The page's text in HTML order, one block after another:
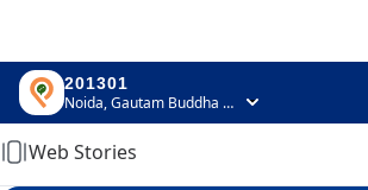
201301
Noida, Gautam Buddha Nagar, Uttar Pradesh
Home
Web Stories